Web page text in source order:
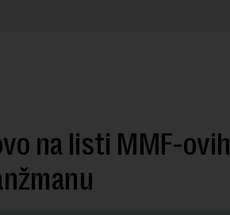
na listi MMF-ovih